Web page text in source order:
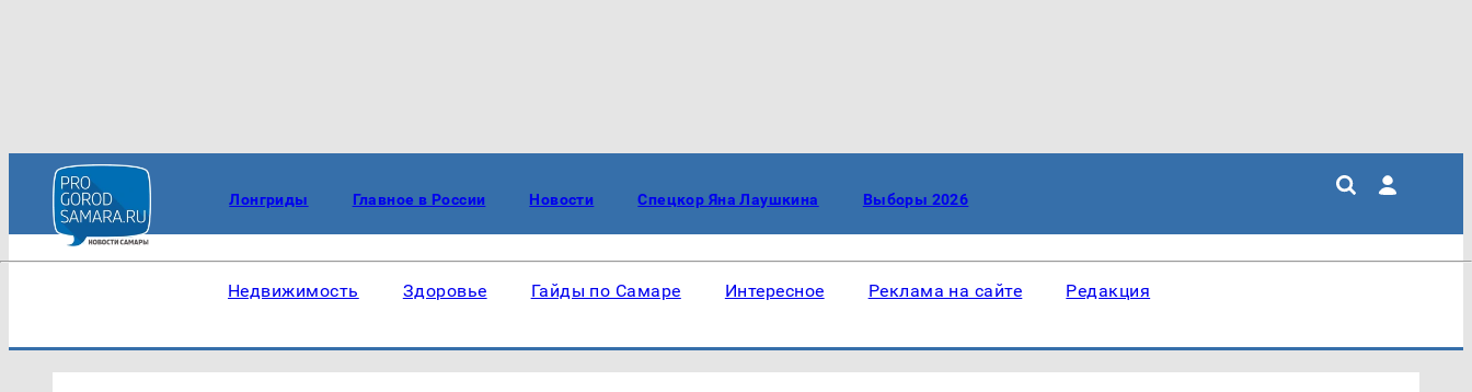
Лонгриды Главное в России Новости Спецкор Яна Лаушкина Выборы 2026
Недвижимость Здоровье Гайды по Самаре Интересное Реклама на сайте Редакция